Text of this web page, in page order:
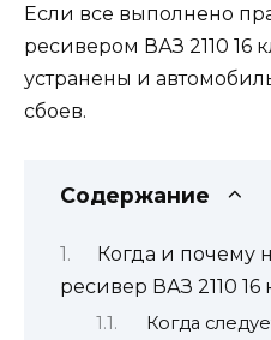
Если все выполнено
ресивером ВАЗ 2110 16
устранены и
сбоев.
Содержание
Когда и почему
ресивер ВАЗ 2110 16
Когда